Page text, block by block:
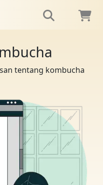
tentang kombucha